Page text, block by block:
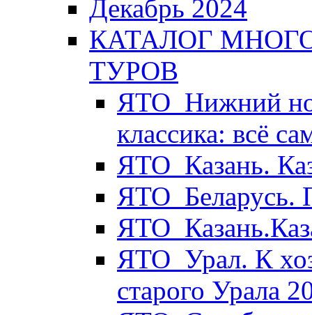
Декабрь 2024
КАТАЛОГ
ТУРОВ
ЯТО_Нижний
классика: всё
ЯТО_Казань.
ЯТО_Беларусь.
ЯТО_Урал. К
старого Урала